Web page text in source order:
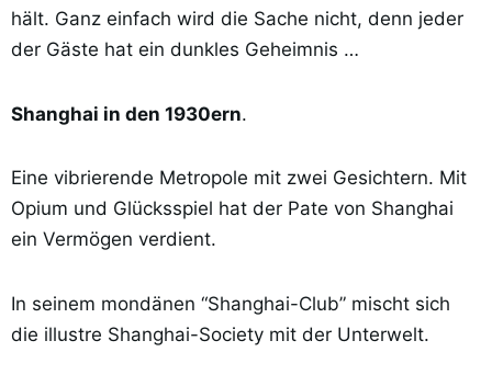
hält. Ganz einfach wird die Sache nicht, denn jeder
der Gäste hat ein dunkles Geheimnis …
Shanghai in den 1930ern.
Eine vibrierende Metropole mit zwei Gesichtern. Mit
Opium und Glücksspiel hat der Pate von Shanghai
ein Vermögen verdient.
In seinem mondänen “Shanghai-Club” mischt sich
die illustre Shanghai-Society mit der Unterwelt.